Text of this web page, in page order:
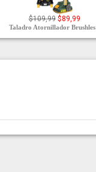
$109,99 $89,99
Taladro Atornillador Brushles